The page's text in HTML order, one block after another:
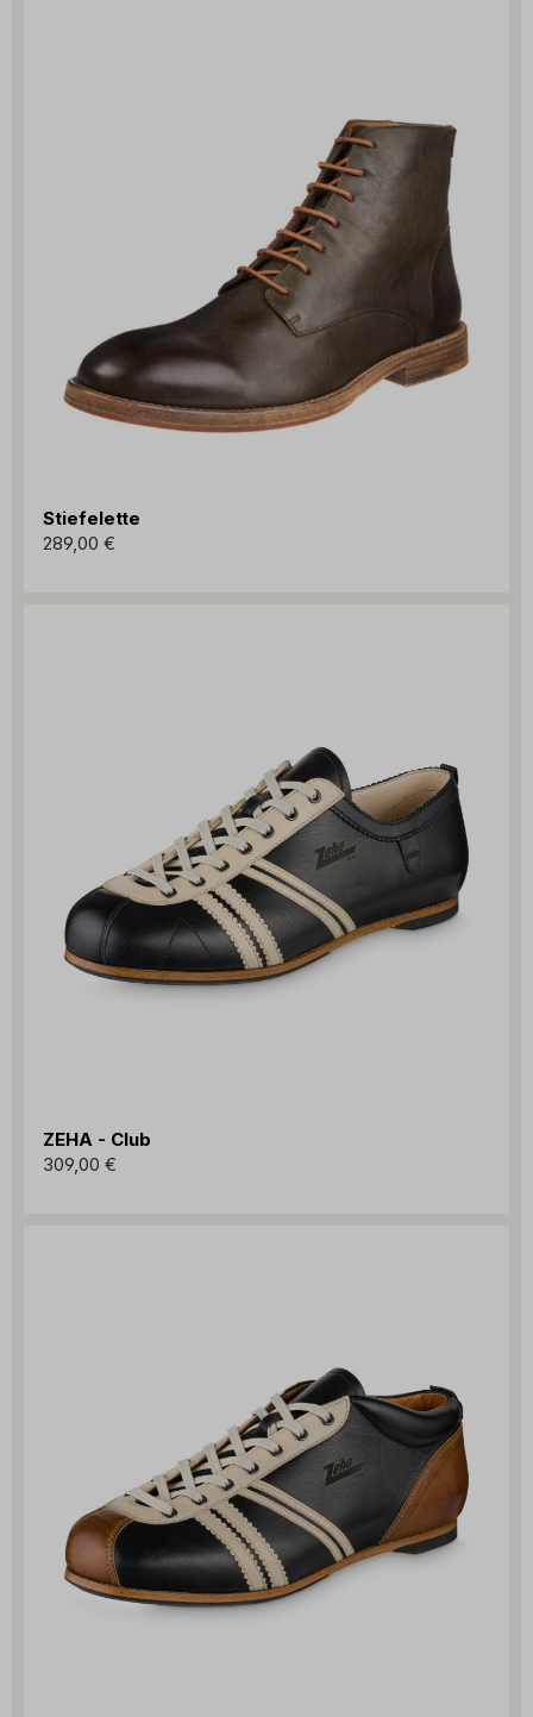
Stiefelette
289,00 €
ZEHA - Club
309,00 €